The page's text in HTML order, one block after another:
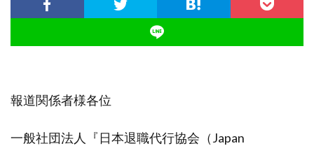
報道関係者様各位
一般社団法人『日本退職代行協会（Japan